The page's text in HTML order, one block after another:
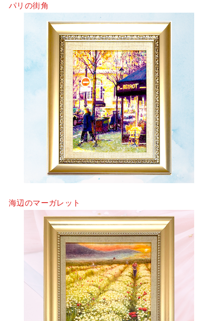
パリの街角
海辺のマーガレット